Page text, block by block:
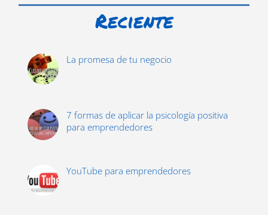
Reciente
La promesa de tu negocio
7 formas de aplicar la psicología positiva
para emprendedores
YouTube para emprendedores